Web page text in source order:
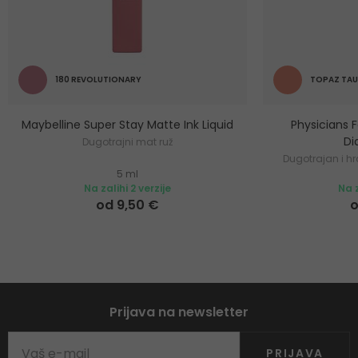
180 REVOLUTIONARY
Maybelline Super Stay Matte Ink Liquid
Dugotrajni mat ruž
5 ml
Na zalihi 2 verzije
od 9,50 €
TOPAZ
Physicians
Dugotrajan i
Na
Prijava na newsletter
PRIJAVA